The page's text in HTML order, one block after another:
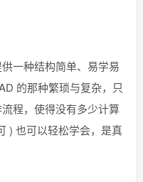
一种结构简单、易学易
的那种繁琐与复杂，只
程，使得没有多少计算
) 也可以轻松学会，是真